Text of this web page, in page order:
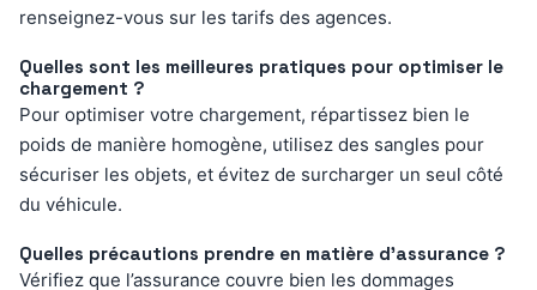
renseignez-vous sur les tarifs des agences.
Quelles sont les meilleures pratiques pour optimiser le
chargement ?
Pour optimiser votre chargement, répartissez bien le
poids de manière homogène, utilisez des sangles pour
sécuriser les objets, et évitez de surcharger un seul côté
du véhicule.
Quelles précautions prendre en matière d’assurance ?
Vérifiez que l’assurance couvre bien les dommages